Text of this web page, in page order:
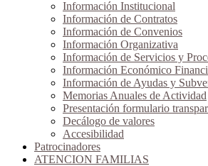
Información Institucional
Información de Contratos
Información de Convenios
Información Organizativa
Información de Servicios y
Información Económico
Información de Ayudas y
Memorias Anuales de Actividad
Presentación formulario
Decálogo de valores
Accesibilidad
Patrocinadores
ATENCION FAMILIAS